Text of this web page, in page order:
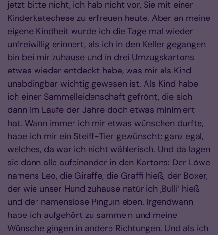
jetzt bitte nicht, ich hab nicht vor, Sie mit einer
Kinderkatechese zu erfreuen heute. Aber an meine
eigene Kindheit wurde ich die Tage mal wieder
unfreiwillig erinnert, als ich in den Keller gegangen
bin bei mir zuhause und in drei Umzugskartons
etwas wieder entdeckt habe, was mir als Kind
unabdingbar wichtig gewesen ist. Als Kind habe
ich einer Sammelleidenschaft gefrönt, die sich
dann im Laufe der Jahre doch etwas minimiert
hat. Wann immer ich mir etwas wünschen durfte,
habe ich mir ein Steiff-Tier gewünscht; ganz egal,
welches, da war ich nicht wählerisch. Und da lagen
sie dann alle aufeinander in den Kartons: Der Löwe
namens Leo, die Giraffe, die Graffi hieß, der Boxer,
der wie unser Hund zuhause natürlich ‚Bulli‘ hieß
und der namenslose Pinguin eben. Irgendwann
habe ich aufgehört zu sammeln und meine
Wünsche gingen in andere Richtungen. Und als ich